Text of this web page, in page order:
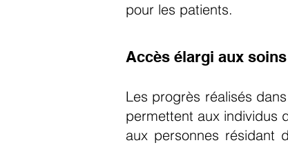
pour les patients.
Accès élargi aux soins
Les progrès réalisés
permettent aux individus
aux personnes résidant